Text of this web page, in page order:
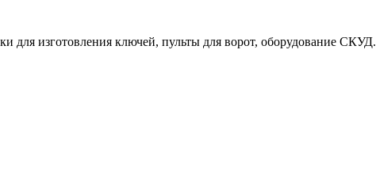
для изготовления ключей, пульты для ворот, оборудование СКУД.